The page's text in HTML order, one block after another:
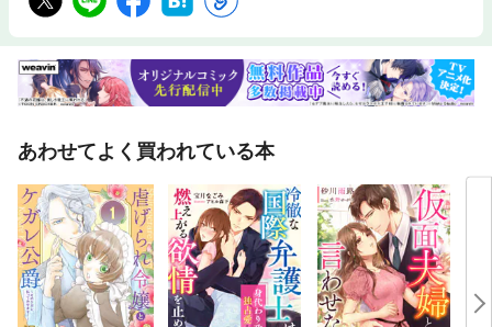
あわせてよく買われている本